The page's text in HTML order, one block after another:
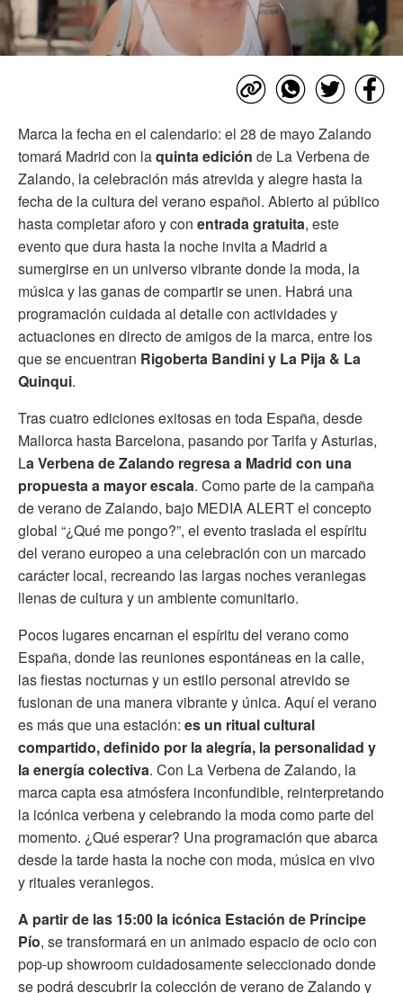
Marca la fecha en el calendario: el 28 de mayo Zalando
tomará Madrid con laquinta edición de La Verbena de
Zalando, la celebración más atrevida y alegre hasta la
fecha de la cultura del verano español. Abierto al público
hasta completar aforo y con entrada gratuita, este
evento que dura hasta la noche invita a Madrid a
sumergirse en un universo vibrante donde la moda, la
música y las ganas de compartir se unen. Habrá una
programación cuidada al detalle con actividades y
actuaciones en directo de amigos de la marca, entre los
que se encuentran Rigoberta Bandini y La Pija & La
Quinqui.
Tras cuatro ediciones exitosas en toda España, desde
Mallorca hasta Barcelona, pasando por Tarifa y Asturias,
La Verbena de Zalando regresa a Madrid con una
propuesta a mayor escala. Como parte de la campaña
de verano de Zalando, bajo MEDIA ALERT el concepto
global “¿Qué me pongo?”, el evento traslada el espíritu
del verano europeo a una celebración con un marcado
carácter local, recreando las largas noches veraniegas
llenas de cultura y un ambiente comunitario.
Pocos lugares encarnan el espíritu del verano como
España, donde las reuniones espontáneas en la calle,
las fiestas nocturnas y un estilo personal atrevido se
fusionan de una manera vibrante y única. Aquí el verano
es más que una estación: es un ritual cultural
compartido, definido por la alegría, la personalidad y
la energía colectiva. Con La Verbena de Zalando, la
marca capta esa atmósfera inconfundible, reinterpretando
la icónica verbena y celebrando la moda como parte del
momento. ¿Qué esperar? Una programación que abarca
desde la tarde hasta la noche con moda, música en vivo
y rituales veraniegos.
A partir de las 15:00 la icónica Estación de Príncipe
Pío, se transformará en un animado espacio de ocio con
pop-up showroom cuidadosamente seleccionado donde
se podrá descubrir la colección de verano de Zalando y